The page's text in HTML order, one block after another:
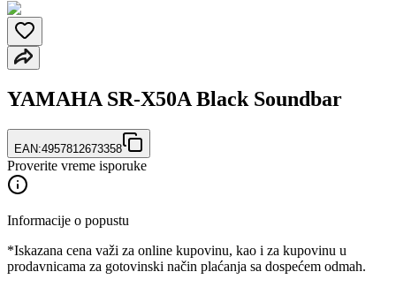
YAMAHA SR-X50A Black Soundbar
EAN:4957812673358
Proverite vreme isporuke
Informacije o popustu
*Iskazana cena važi za online kupovinu, kao i za kupovinu u
prodavnicama za gotovinski način plaćanja sa dospećem odmah.